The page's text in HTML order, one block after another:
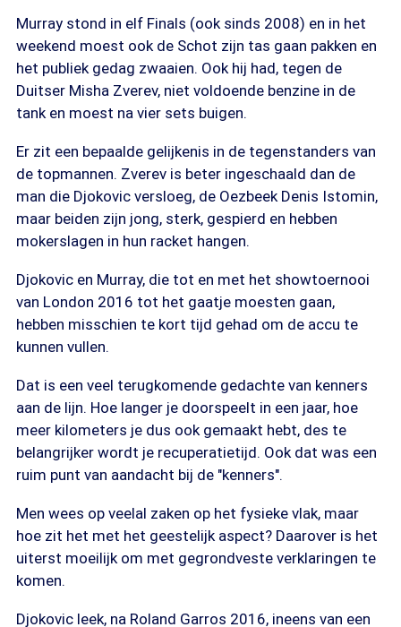
Murray stond in elf Finals (ook sinds 2008) en in het
weekend moest ook de Schot zijn tas gaan pakken en
het publiek gedag zwaaien. Ook hij had, tegen de
Duitser Misha Zverev, niet voldoende benzine in de
tank en moest na vier sets buigen.
Er zit een bepaalde gelijkenis in de tegenstanders van
de topmannen. Zverev is beter ingeschaald dan de
man die Djokovic versloeg, de Oezbeek Denis Istomin,
maar beiden zijn jong, sterk, gespierd en hebben
mokerslagen in hun racket hangen.
Djokovic en Murray, die tot en met het showtoernooi
van London 2016 tot het gaatje moesten gaan,
hebben misschien te kort tijd gehad om de accu te
kunnen vullen.
Dat is een veel terugkomende gedachte van kenners
aan de lijn. Hoe langer je doorspeelt in een jaar, hoe
meer kilometers je dus ook gemaakt hebt, des te
belangrijker wordt je recuperatietijd. Ook dat was een
ruim punt van aandacht bij de "kenners".
Men wees op veelal zaken op het fysieke vlak, maar
hoe zit het met het geestelijk aspect? Daarover is het
uiterst moeilijk om met gegrondveste verklaringen te
komen.
Djokovic leek, na Roland Garros 2016, ineens van een